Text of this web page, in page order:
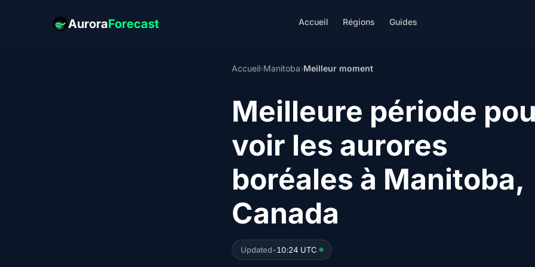
AuroraForecast Accueil Régions Guides
Accueil›Manitoba›Meilleur moment
Meilleure période
voir les aurores
boréales à Manitoba,
Canada
Updated•10:24 UTC